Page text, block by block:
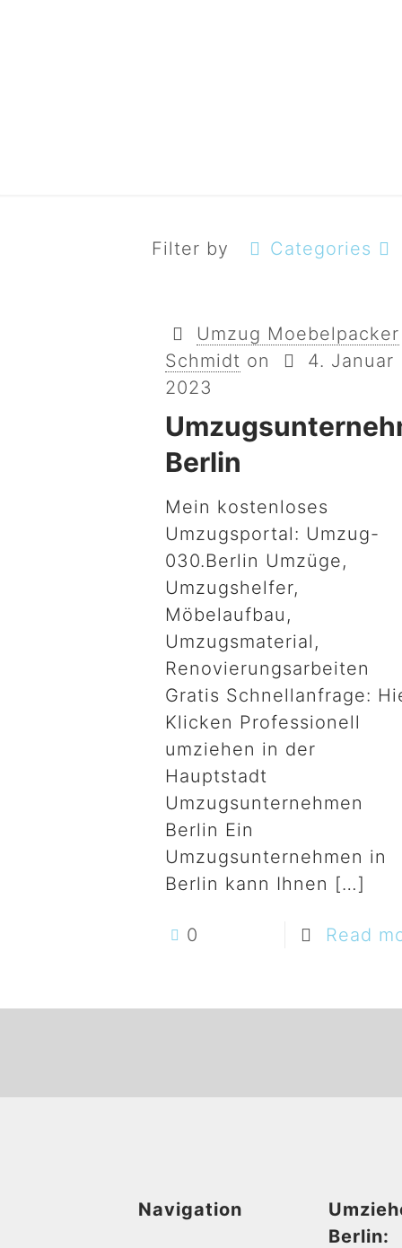
Filter by Categories
Umzug Moebelpacker
Schmidt on
4. Januar
2023
Berlin
Mein kostenloses
Umzugsportal: Umzug-
030.Berlin Umzüge,
Umzugshelfer,
Möbelaufbau,
Umzugsmaterial,
Renovierungsarbeiten
Gratis Schnellanfrage:
Klicken Professionell
umziehen in der
Hauptstadt
Umzugsunternehmen
Berlin Ein
Umzugsunternehmen in
Berlin kann Ihnen […]
0 Read
Navigation
Berlin: